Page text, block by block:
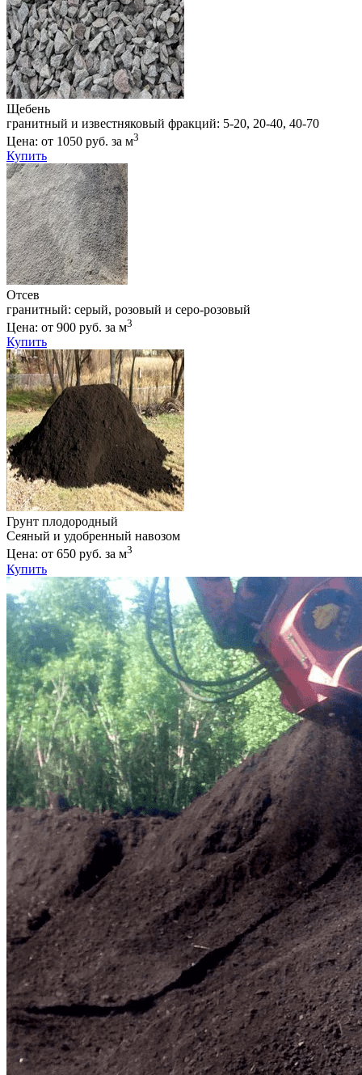
Щебень
гранитный и известняковый фракций: 5-20, 20-40, 40-70
Цена: от 1050 руб. за м3
Купить
Отсев
гранитный: серый, розовый и серо-розовый
Цена: от 900 руб. за м3
Купить
Грунт плодородный
Сеяный и удобренный навозом
Цена: от 650 руб. за м3
Купить